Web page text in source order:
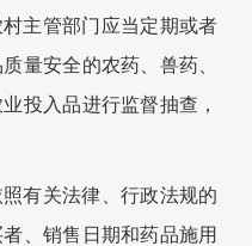
主管部门应当定期或者
量安全的农药、兽药、
投入品进行监督抽查，
有关法律、行政法规的
、销售日期和药品施用